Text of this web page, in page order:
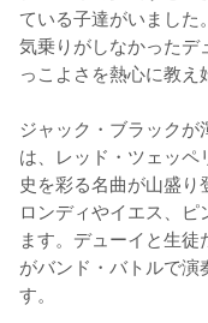
ている子達がいました
気乗りがしなかった
っこよさを熱心に教え
ジャック・ブラック
は、レッド・ツェッ
史を彩る名曲が山盛
ロンディやイエス、
ます。デューイと生徒
がバンド・バトルで
す。